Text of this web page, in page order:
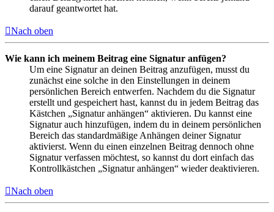
darauf geantwortet hat.
Nach oben
Wie kann ich meinem Beitrag eine Signatur anfügen?
Um eine Signatur an deinen Beitrag anzufügen, musst du
zunächst eine solche in den Einstellungen in deinem
persönlichen Bereich entwerfen. Nachdem du die Signatur
erstellt und gespeichert hast, kannst du in jedem Beitrag das
Kästchen „Signatur anhängen“ aktivieren. Du kannst eine
Signatur auch hinzufügen, indem du in deinem persönlichen
Bereich das standardmäßige Anhängen deiner Signatur
aktivierst. Wenn du einen einzelnen Beitrag dennoch ohne
Signatur verfassen möchtest, so kannst du dort einfach das
Kontrollkästchen „Signatur anhängen“ wieder deaktivieren.
Nach oben